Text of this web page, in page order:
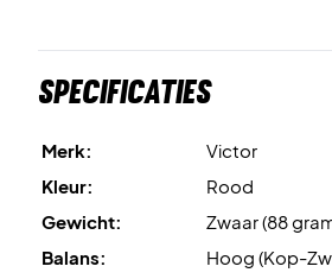
Specificaties
Merk:
Victor
Kleur:
Rood
Gewicht:
Zwaar (88
Balans:
Hoog (Kop-